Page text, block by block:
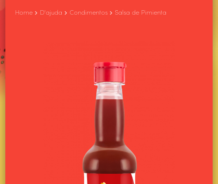
Home D'ajuda Condimentos Salsa de Pimienta